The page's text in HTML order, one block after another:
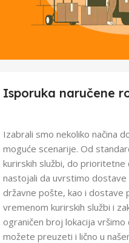
Isporuka naručene
Izabrali smo nekoliko načina
moguće scenarije. Od
kurirskih službi, do prioritetne
nastojali da uvrstimo
državne pošte, kao i dostave
vremenom kurirskih službi i
ograničen broj lokacija
možete preuzeti i lično u